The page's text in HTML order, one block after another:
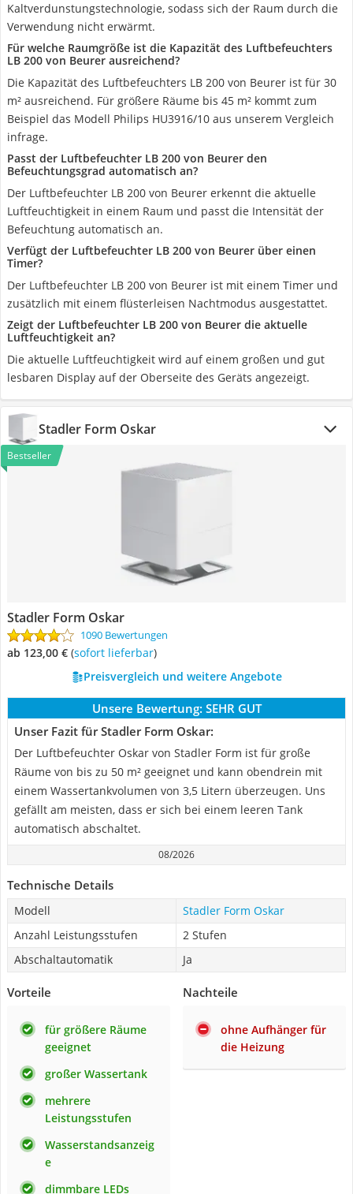
Kaltverdunstungstechnologie, sodass sich der Raum durch die
Verwendung nicht erwärmt.
Für welche Raumgröße ist die Kapazität des Luftbefeuchters
LB 200 von Beurer ausreichend?
Die Kapazität des Luftbefeuchters LB 200 von Beurer ist für 30
m² ausreichend. Für größere Räume bis 45 m² kommt zum
Beispiel das Modell Philips HU3916/10 aus unserem Vergleich
infrage.
Passt der Luftbefeuchter LB 200 von Beurer den
Befeuchtungsgrad automatisch an?
Der Luftbefeuchter LB 200 von Beurer erkennt die aktuelle
Luftfeuchtigkeit in einem Raum und passt die Intensität der
Befeuchtung automatisch an.
Verfügt der Luftbefeuchter LB 200 von Beurer über einen
Timer?
Der Luftbefeuchter LB 200 von Beurer ist mit einem Timer und
zusätzlich mit einem flüsterleisen Nachtmodus ausgestattet.
Zeigt der Luftbefeuchter LB 200 von Beurer die aktuelle
Luftfeuchtigkeit an?
Die aktuelle Luftfeuchtigkeit wird auf einem großen und gut
lesbaren Display auf der Oberseite des Geräts angezeigt.
Stadler Form Oskar
Bestseller
Stadler Form Oskar
1090 Bewertungen
ab 123,00 € ( Sofort lieferbar)
Preisvergleich und weitere Angebote
Unsere Bewertung: SEHR GUT
Unser Fazit für Stadler Form Oskar:
Der Luftbefeuchter Oskar von Stadler Form ist für große
Räume von bis zu 50 m² geeignet und kann obendrein mit
einem Wassertankvolumen von 3,5 Litern überzeugen. Uns
gefällt am meisten, dass er sich bei einem leeren Tank
automatisch abschaltet.
08/2026
Technische Details
Modell
Stadler Form Oskar
Anzahl Leistungsstufen
2 Stufen
Abschaltautomatik
Ja
Vorteile
für größere Räume
geeignet
großer Wassertank
mehrere
Leistungsstufen
Wasserstandsanzeig
e
dimmbare LEDs
Nachteile
ohne Aufhänger für
die Heizung